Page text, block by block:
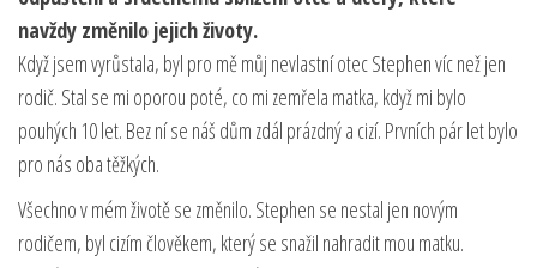
navždy změnilo jejich životy.
Když jsem vyrůstala, byl pro mě můj nevlastní otec Stephen víc než jen
rodič. Stal se mi oporou poté, co mi zemřela matka, když mi bylo
pouhých 10 let. Bez ní se náš dům zdál prázdný a cizí. Prvních pár let bylo
pro nás oba těžkých.
Všechno v mém životě se změnilo. Stephen se nestal jen novým
rodičem, byl cizím člověkem, který se snažil nahradit mou matku.